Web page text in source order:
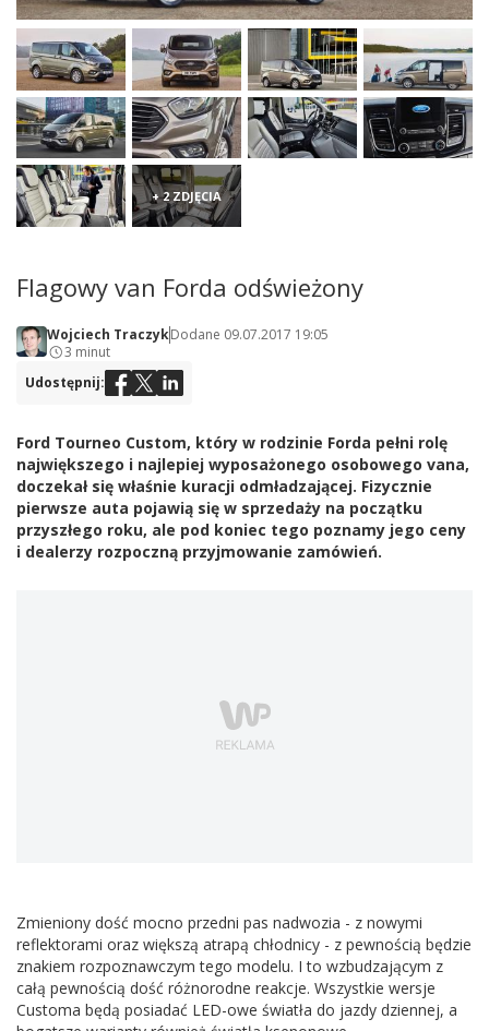
+ 2 ZDJĘCIA
Flagowy van Forda odświeżony
Wojciech TraczykDodane 09.07.2017 19:05
3 minut
Udostępnij:
Ford Tourneo Custom, który w rodzinie Forda pełni rolę
największego i najlepiej wyposażonego osobowego vana,
doczekał się właśnie kuracji odmładzającej. Fizycznie
pierwsze auta pojawią się w sprzedaży na początku
przyszłego roku, ale pod koniec tego poznamy jego ceny
i dealerzy rozpoczną przyjmowanie zamówień.
Zmieniony dość mocno przedni pas nadwozia - z nowymi
reflektorami oraz większą atrapą chłodnicy - z pewnością będzie
znakiem rozpoznawczym tego modelu. I to wzbudzającym z
całą pewnością dość różnorodne reakcje. Wszystkie wersje
Customa będą posiadać LED-owe światła do jazdy dziennej, a